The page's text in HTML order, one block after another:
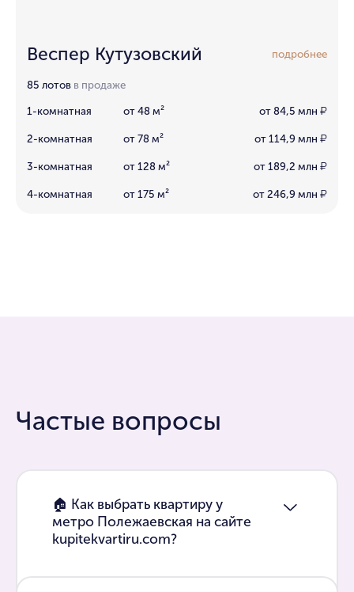
Веспер Кутузовский подробнее
85 лотов в продаже
1-комнатная от 48 м² от 84,5 млн ₽
2-комнатная от 78 м² от 114,9 млн ₽
3-комнатная от 128 м² от 189,2 млн ₽
4-комнатная от 175 м² от 246,9 млн ₽
Частые вопросы
🏠 Как выбрать квартиру у
метро Полежаевская на сайте
kupitekvartiru.com?